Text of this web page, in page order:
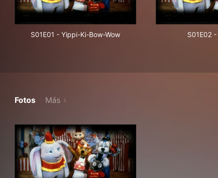
S01E01 - Yippi-Ki-Bow-Wow S01E02-
Fotos Más